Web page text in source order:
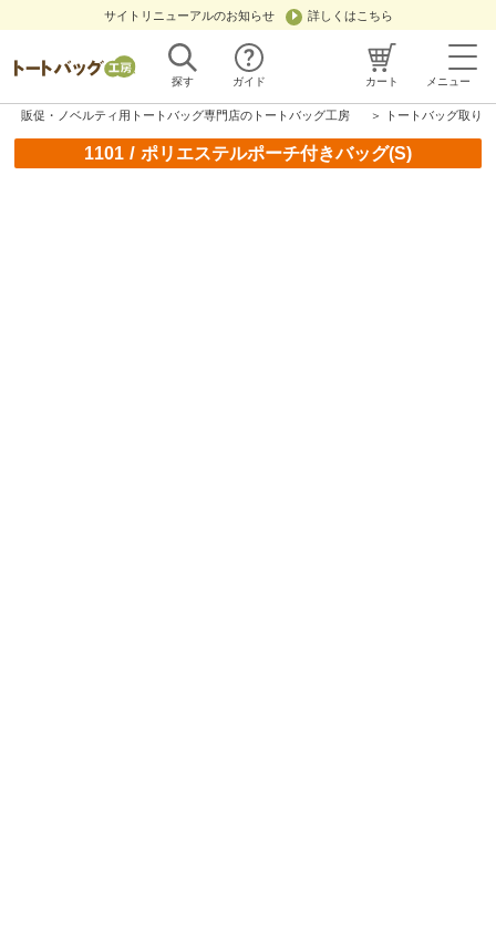
サイトリニューアルのお知らせ 詳しくはこちら
探す ガイド カート メニュー
販促・ノベルティ用トートバッグ専門店のトートバッグ工房 ＞ トートバッグ取り
1101/ ポリエステルポーチ付きバッグ(S)